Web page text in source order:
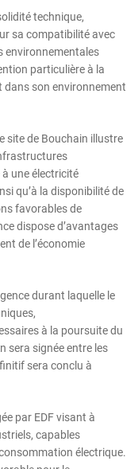
technique,
sa compatibilité avec
environnementales
particulière à la
dans son environnement
site de Bouchain illustre
une électricité
qu’à la disponibilité de
favorables de
dispose d’avantages
de l’économie
durant laquelle le
à la poursuite du
sera signée entre les
sera conclu à
par EDF visant à
capables
électrique.